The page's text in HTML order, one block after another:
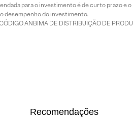
para o investimento é de curto prazo
desempenho do investimento.
ANBIMA DE DISTRIBUIÇÃO DE
Recomendações